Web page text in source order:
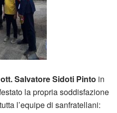
Salvatore Sidoti Pinto in
la propria soddisfazione
l’equipe di sanfratellani: